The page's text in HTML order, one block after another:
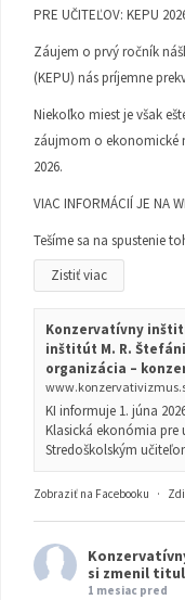
PRE UČITEĽOV: KEPU
Záujem o prvý ročník
(KEPU) nás príjemne
Niekoľko miest je však
záujmom o ekonomické
2026.
VIAC INFORMÁCIÍ JE NA
Tešíme sa na spustenie
Zistiť viac
Konzervatívny
inštitút M. R.
organizácia –
KI informuje 1. júna
Klasická ekonómia pre
Stredoškolským
Zobraziť na Facebooku ·
si zmenil
1 mesiac pred